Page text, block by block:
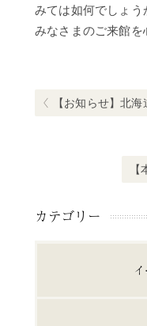
みては如何でしょう
みなさまのご来館を
ナ
ョ
ン
Previous post:
【お知らせ】北海道産フレッ
【
カテゴリー